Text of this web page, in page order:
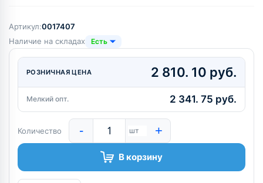
Артикул:0017407
Наличие на складах
Есть
РОЗНИЧНАЯ ЦЕНА 2 810. 10 руб.
Мелкий опт. 2 341. 75 руб.
Количество - шт +
В корзину